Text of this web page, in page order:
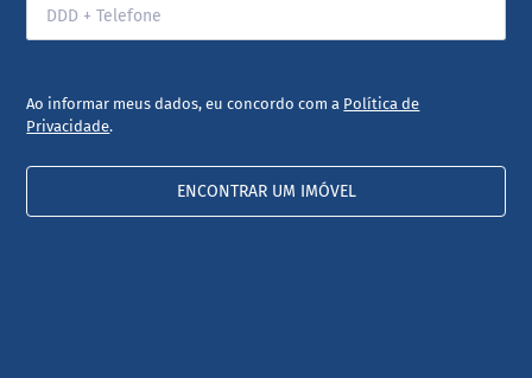
Ao informar meus dados, eu concordo com a Política de
Privacidade.
ENCONTRAR UM IMÓVEL